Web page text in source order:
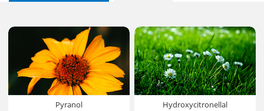
Pyranol Hydroxycitronellal